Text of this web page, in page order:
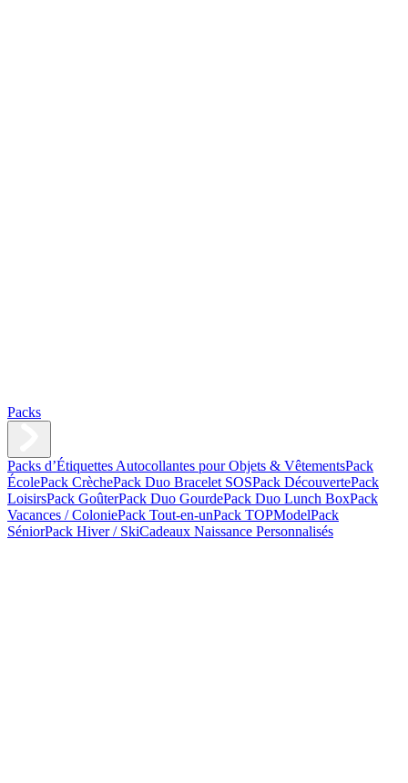
Packs
Packs d’Étiquettes Autocollantes pour Objets & VêtementsPack
ÉcolePack CrèchePack Duo Bracelet SOSPack DécouvertePack
LoisirsPack GoûterPack Duo GourdePack Duo Lunch BoxPack
Vacances / ColoniePack Tout-en-unPack TOPModelPack
SéniorPack Hiver / SkiCadeaux Naissance Personnalisés